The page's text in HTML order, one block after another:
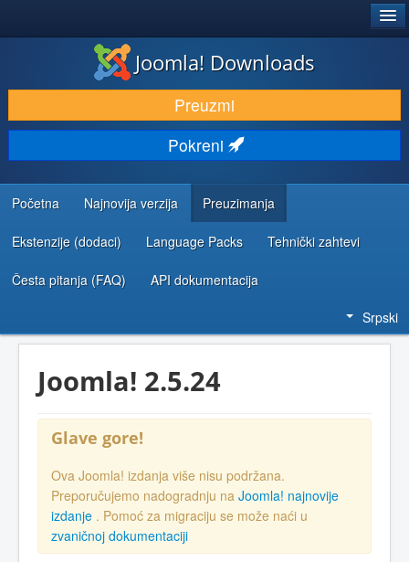
PREUZIMANJE I PROŠIRENJA (EKSTENZIJE)
OTKRIJTE I NAUČITE
ZAJEDNICA I PODRŠKA
RESURSI ZA RAZVOJ
Joomla! Downloads
Preuzmi
Pokreni
Početna Najnovija verzija Preuzimanja
Ekstenzije (dodaci) Language Packs Tehnički zahtevi
Česta pitanja (FAQ) API dokumentacija
Srpski
Joomla! 2.5.24
Glave gore!
Ova Joomla! izdanja više nisu podržana.
Preporučujemo nadogradnju na Joomla! najnovije
izdanje . Pomoć za migraciju se može naći u
zvaničnoj dokumentaciji